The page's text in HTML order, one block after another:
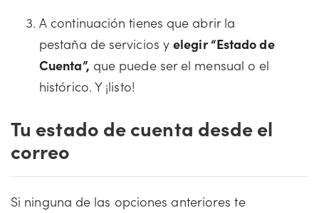
A continuación tienes que abrir la
pestaña de servicios yelegir “Estado de
Cuenta”, que puede ser el mensual o el
histórico. Y ¡listo!
Tu estado de cuenta desde el
correo
Si ninguna de las opciones anteriores te